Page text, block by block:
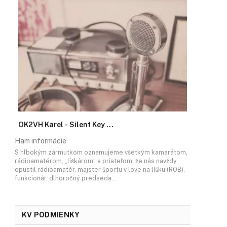
OK2VH Karel - Silent Key ...
Ham informácie
S hlbokým zármutkom oznamujeme všetkým kamarátom,
rádioamatérom, „líškárom“ a priateľom, že nás navždy
opustil rádioamatér, majster športu v love na líšku (ROB),
funkcionár, dlhoročný predseda…
KV PODMIENKY